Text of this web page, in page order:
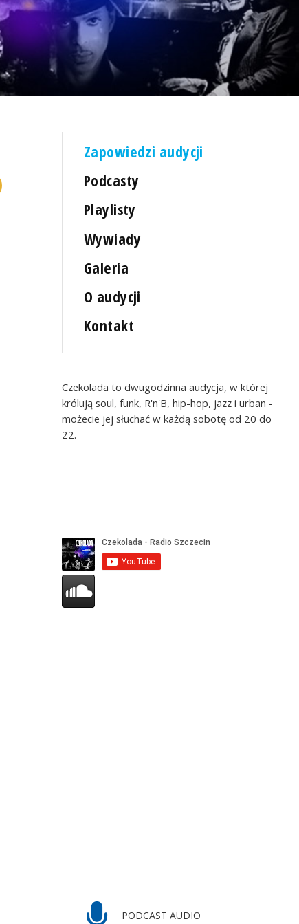
Zapowiedzi audycji
Podcasty
Playlisty
Wywiady
Galeria
O audycji
Kontakt
Czekolada to dwugodzinna audycja, w której
królują soul, funk, R'n'B, hip-hop, jazz i urban -
możecie jej słuchać w każdą sobotę od 20 do
22.
PODCAST AUDIO